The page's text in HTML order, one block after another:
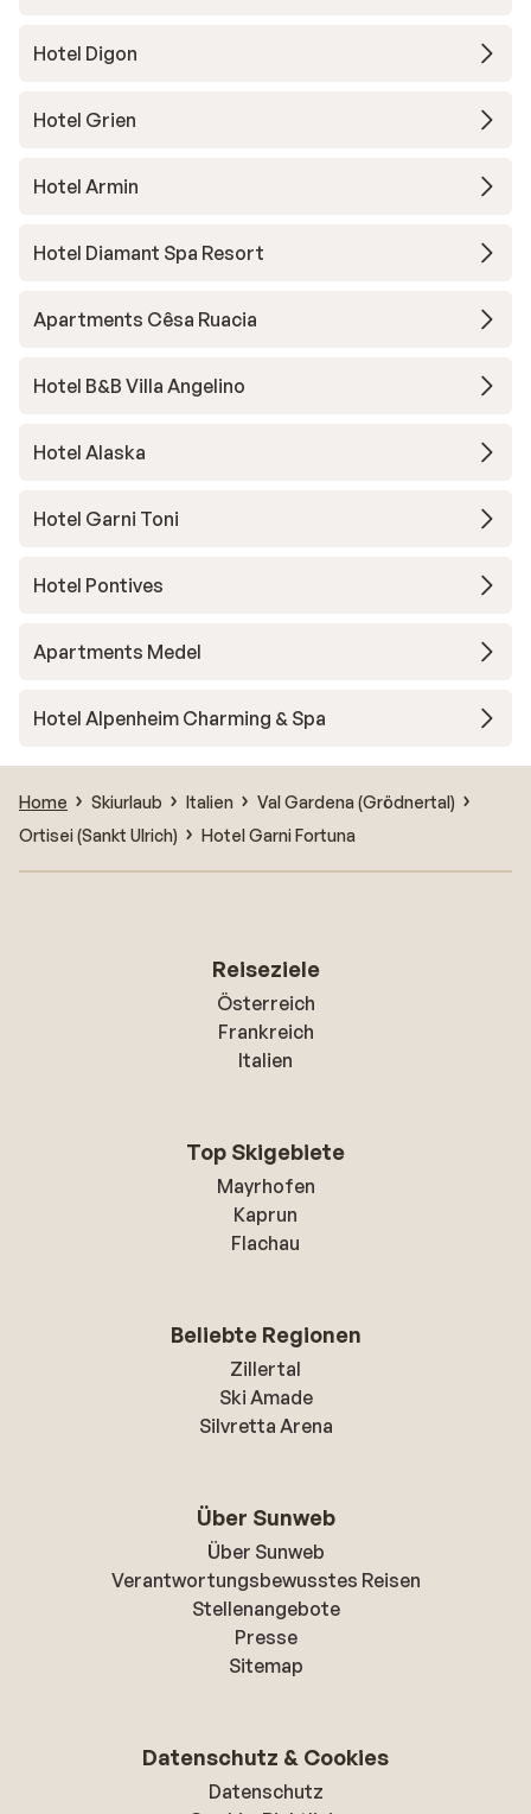
Hotel Digon
Hotel Grien
Hotel Armin
Hotel Diamant Spa Resort
Apartments Cêsa Ruacia
Hotel B&B Villa Angelino
Hotel Alaska
Hotel Garni Toni
Hotel Pontives
Apartments Medel
Hotel Alpenheim Charming & Spa
Home Skiurlaub Italien
Val Gardena (Grödnertal)
Ortisei (Sankt Ulrich)
Hotel Garni Fortuna
Reiseziele
Österreich
Frankreich
Italien
Top Skigebiete
Mayrhofen
Kaprun
Flachau
Beliebte Regionen
Zillertal
Ski Amade
Silvretta Arena
Über Sunweb
Über Sunweb
Verantwortungsbewusstes Reisen
Stellenangebote
Presse
Sitemap
Datenschutz & Cookies
Datenschutz